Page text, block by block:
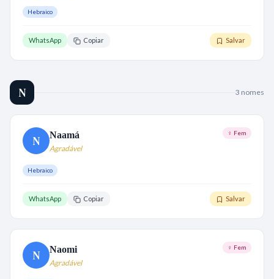
Hebraico
WhatsApp Copiar Salvar
N 3 nomes
N Naamá
Agradável
♀ Fem
Hebraico
WhatsApp Copiar Salvar
N Naomi
Agradável
♀ Fem